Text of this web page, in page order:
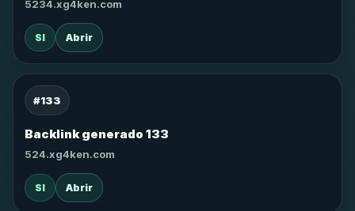
5234.xg4ken.com
SI Abrir
#133
Backlink generado 133
524.xg4ken.com
SI Abrir